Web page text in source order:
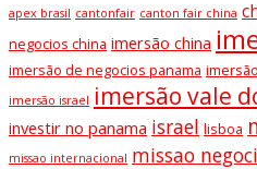
apex brasil cantonfair canton fair china
negocios china imersão china
imersão de negocios panama
imersão israel imersão vale
investir no panama israel lisboa
missao internacional missao